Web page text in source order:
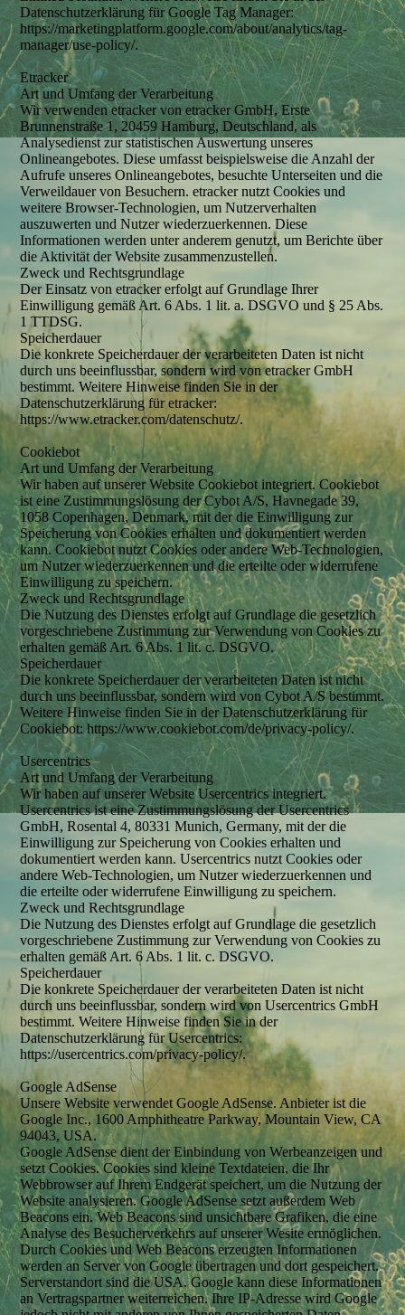
Datenschutzerklärung für Google Tag Manager:
https://marketingplatform.google.com/about/analytics/tag-
manager/use-policy/.
Etracker
Art und Umfang der Verarbeitung
Wir verwenden etracker von etracker GmbH, Erste
Brunnenstraße 1, 20459 Hamburg, Deutschland, als
Analysedienst zur statistischen Auswertung unseres
Onlineangebotes. Diese umfasst beispielsweise die Anzahl der
Aufrufe unseres Onlineangebotes, besuchte Unterseiten und die
Verweildauer von Besuchern. etracker nutzt Cookies und
weitere Browser-Technologien, um Nutzerverhalten
auszuwerten und Nutzer wiederzuerkennen. Diese
Informationen werden unter anderem genutzt, um Berichte über
die Aktivität der Website zusammenzustellen.
Zweck und Rechtsgrundlage
Der Einsatz von etracker erfolgt auf Grundlage Ihrer
Einwilligung gemäß Art. 6 Abs. 1 lit. a. DSGVO und § 25 Abs.
1 TTDSG.
Speicherdauer
Die konkrete Speicherdauer der verarbeiteten Daten ist nicht
durch uns beeinflussbar, sondern wird von etracker GmbH
bestimmt. Weitere Hinweise finden Sie in der
Datenschutzerklärung für etracker:
https://www.etracker.com/datenschutz/.
Cookiebot
Art und Umfang der Verarbeitung
Wir haben auf unserer Website Cookiebot integriert. Cookiebot
ist eine Zustimmungslösung der Cybot A/S, Havnegade 39,
1058 Copenhagen, Denmark, mit der die Einwilligung zur
Speicherung von Cookies erhalten und dokumentiert werden
kann. Cookiebot nutzt Cookies oder andere Web-Technologien,
um Nutzer wiederzuerkennen und die erteilte oder widerrufene
Einwilligung zu speichern.
Zweck und Rechtsgrundlage
Die Nutzung des Dienstes erfolgt auf Grundlage die gesetzlich
vorgeschriebene Zustimmung zur Verwendung von Cookies zu
erhalten gemäß Art. 6 Abs. 1 lit. c. DSGVO.
Speicherdauer
Die konkrete Speicherdauer der verarbeiteten Daten ist nicht
durch uns beeinflussbar, sondern wird von Cybot A/S bestimmt.
Weitere Hinweise finden Sie in der Datenschutzerklärung für
Cookiebot: https://www.cookiebot.com/de/privacy-policy/.
Usercentrics
Art und Umfang der Verarbeitung
Wir haben auf unserer Website Usercentrics integriert.
Usercentrics ist eine Zustimmungslösung der Usercentrics
GmbH, Rosental 4, 80331 Munich, Germany, mit der die
Einwilligung zur Speicherung von Cookies erhalten und
dokumentiert werden kann. Usercentrics nutzt Cookies oder
andere Web-Technologien, um Nutzer wiederzuerkennen und
die erteilte oder widerrufene Einwilligung zu speichern.
Zweck und Rechtsgrundlage
Die Nutzung des Dienstes erfolgt auf Grundlage die gesetzlich
vorgeschriebene Zustimmung zur Verwendung von Cookies zu
erhalten gemäß Art. 6 Abs. 1 lit. c. DSGVO.
Speicherdauer
Die konkrete Speicherdauer der verarbeiteten Daten ist nicht
durch uns beeinflussbar, sondern wird von Usercentrics GmbH
bestimmt. Weitere Hinweise finden Sie in der
Datenschutzerklärung für Usercentrics:
https://usercentrics.com/privacy-policy/.
Google AdSense
Unsere Website verwendet Google AdSense. Anbieter ist die
Google Inc., 1600 Amphitheatre Parkway, Mountain View, CA
94043, USA.
Google AdSense dient der Einbindung von Werbeanzeigen und
setzt Cookies. Cookies sind kleine Textdateien, die Ihr
Webbrowser auf Ihrem Endgerät speichert, um die Nutzung der
Website analysieren. Google AdSense setzt außerdem Web
Beacons ein. Web Beacons sind unsichtbare Grafiken, die eine
Analyse des Besucherverkehrs auf unserer Wesite ermöglichen.
Durch Cookies und Web Beacons erzeugten Informationen
werden an Server von Google übertragen und dort gespeichert.
Serverstandort sind die USA. Google kann diese Informationen
an Vertragspartner weiterreichen. Ihre IP-Adresse wird Google